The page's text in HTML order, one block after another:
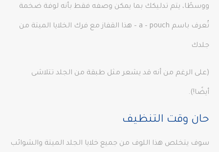
ووسطًا، يتم تدليكك بما يمكن وصفه فقط بأنه لوفة ضخمة
تُعرف باسم a – pouch – هذا القفاز مع فرك الخلايا الميتة من
جلدك
(على الرغم من أنه قد يشعر مثل طبقة من الجلد تتلاشى
أيضًا!).
حان وقت التنظيف
سوف يتخلص هذا اللوف من جميع خلايا الجلد الميتة والشوائب